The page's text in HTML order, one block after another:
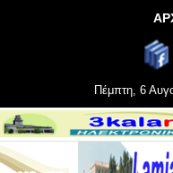
Πέμπτη, 6